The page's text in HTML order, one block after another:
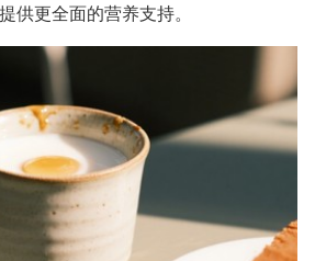
供更全面的营养支持。